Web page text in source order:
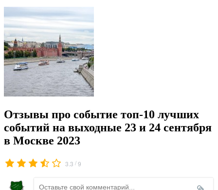
Отзывы про событие топ-10 лучших
событий на выходные 23 и 24 сентября
в Москве 2023
3.3 /9